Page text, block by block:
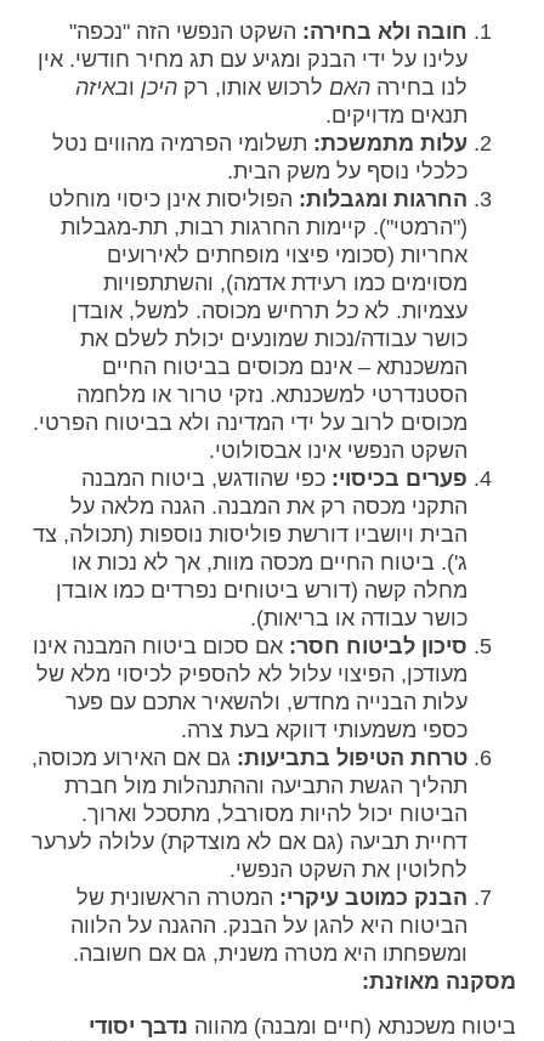
חובה ולא בחירה: השקט הנפשי הזה "נכפה"
עלינו על ידי הבנק ומגיע עם תג מחיר חודשי. אין
לנו בחירה האם לרכוש אותו, רק היכןובאיזה
תנאים מדויקים.
עלות מתמשכת: תשלומי הפרמיה מהווים נטל
כלכלי נוסף על משק הבית.
החרגות ומגבלות: הפוליסות אינן כיסוי מוחלט
("הרמטי"). קיימות החרגות רבות, תת-מגבלות
אחריות (סכומי פיצוי מופחתים לאירועים
מסוימים כמו רעידת אדמה), והשתתפויות
עצמיות. לא כל תרחיש מכוסה. למשל, אובדן
כושר עבודה/נכות שמונעים יכולת לשלם את
המשכנתא – אינם מכוסים בביטוח החיים
הסטנדרטי למשכנתא. נזקי טרור או מלחמה
מכוסים לרוב על ידי המדינה ולא בביטוח הפרטי.
השקט הנפשי אינו אבסולוטי.
פערים בכיסוי: כפי שהודגש, ביטוח המבנה
התקני מכסה רק את המבנה. הגנה מלאה על
הבית ויושביו דורשת פוליסות נוספות (תכולה, צד
ג'). ביטוח החיים מכסה מוות, אך לא נכות או
מחלה קשה (דורש ביטוחים נפרדים כמו אובדן
כושר עבודה או בריאות).
סיכון לביטוח חסר: אם סכום ביטוח המבנה אינו
מעודכן, הפיצוי עלול לא להספיק לכיסוי מלא של
עלות הבנייה מחדש, ולהשאיר אתכם עם פער
כספי משמעותי דווקא בעת צרה.
טרחת הטיפול בתביעות: גם אם האירוע מכוסה,
תהליך הגשת התביעה וההתנהלות מול חברת
הביטוח יכול להיות מסורבל, מתסכל וארוך.
דחיית תביעה (גם אם לא מוצדקת) עלולה לערער
לחלוטין את השקט הנפשי.
הבנק כמוטב עיקרי: המטרה הראשונית של
הביטוח היא להגן על הבנק. ההגנה על הלווה
ומשפחתו היא מטרה משנית, גם אם חשובה.
מסקנה מאוזנת:
ביטוח משכנתא (חיים ומבנה) מהווה נדבך יסודי